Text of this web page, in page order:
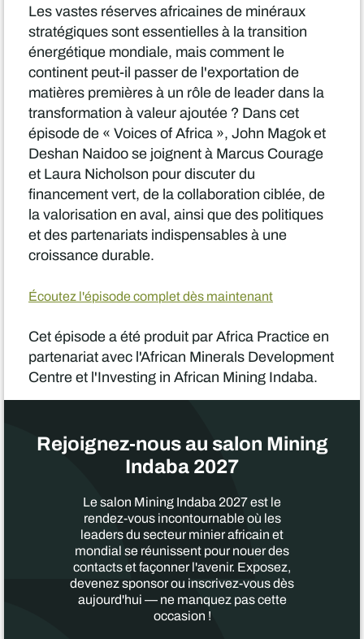
Les vastes réserves africaines de minéraux
stratégiques sont essentielles à la transition
énergétique mondiale, mais comment le
continent peut-il passer de l'exportation de
matières premières à un rôle de leader dans la
transformation à valeur ajoutée ? Dans cet
épisode de « Voices of Africa », John Magok et
Deshan Naidoo se joignent à Marcus Courage
et Laura Nicholson pour discuter du
financement vert, de la collaboration ciblée, de
la valorisation en aval, ainsi que des politiques
et des partenariats indispensables à une
croissance durable.
Écoutez l'épisode complet dès maintenant
Cet épisode a été produit par Africa Practice en
partenariat avec l'African Minerals Development
Centre et l'Investing in African Mining Indaba.
Rejoignez-nous au salon Mining
Indaba 2027
Le salon Mining Indaba 2027 est le
rendez-vous incontournable où les
leaders du secteur minier africain et
mondial se réunissent pour nouer des
contacts et façonner l'avenir. Exposez,
devenez sponsor ou inscrivez-vous dès
aujourd'hui — ne manquez pas cette
occasion !